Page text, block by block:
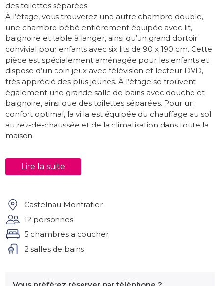
des toilettes séparées.
À l’étage, vous trouverez une autre chambre double,
une chambre bébé entièrement équipée avec lit,
baignoire et table à langer, ainsi qu’un grand dortoir
convivial pour enfants avec six lits de 90 x 190 cm. Cette
pièce est spécialement aménagée pour les enfants et
dispose d’un coin jeux avec télévision et lecteur DVD,
très apprécié des plus jeunes. À l’étage se trouvent
également une grande salle de bains avec douche et
baignoire, ainsi que des toilettes séparées. Pour un
confort optimal, la villa est équipée du chauffage au sol
au rez-de-chaussée et de la climatisation dans toute la
maison.
Extérieur
La piscine privée de 10 x 5 mètres est magnifiquement
confortables sont à votre disposition ainsi qu’une
douche extérieure. Les enfants peuvent jouer en toute
sécurité sur la pelouse pendant que vous vous
détendez sur la terrasse ou savourez un bon verre de
vin. La terrasse couverte est idéale pour de longues et
Environnement
Lire la suite
Castelnau Montratier
12 personnes
5 chambres a coucher
2 salles de bains